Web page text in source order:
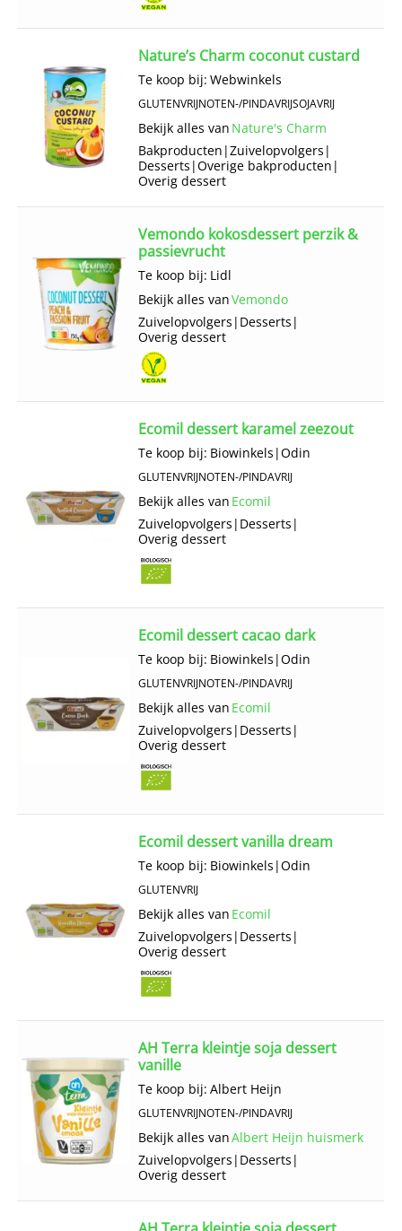
Nature’s Charm coconut custard
Te koop bij: Webwinkels
GLUTENVRIJNOTEN-/PINDAVRIJSOJAVRIJ
Bekijk alles van Nature's Charm
Bakproducten |Zuivelopvolgers |
Desserts |Overige bakproducten |
Overig dessert
Vemondo kokosdessert perzik &
passievrucht
Te koop bij: Lidl
Bekijk alles vanVemondo
Zuivelopvolgers | Desserts |
Overig dessert
Ecomil dessert karamel zeezout
Te koop bij: Biowinkels |Odin
GLUTENVRIJNOTEN-/PINDAVRIJ
Bekijk alles van Ecomil
Zuivelopvolgers | Desserts |
Overig dessert
Ecomil dessert cacao dark
Te koop bij: Biowinkels |Odin
GLUTENVRIJNOTEN-/PINDAVRIJ
Bekijk alles van Ecomil
Zuivelopvolgers | Desserts |
Overig dessert
Ecomil dessert vanilla dream
Te koop bij: Biowinkels |Odin
GLUTENVRIJ
Bekijk alles van Ecomil
Zuivelopvolgers | Desserts |
Overig dessert
AH Terra kleintje soja dessert
vanille
Te koop bij: Albert Heijn
GLUTENVRIJNOTEN-/PINDAVRIJ
Bekijk alles vanAlbert Heijn huismerk
Zuivelopvolgers | Desserts |
Overig dessert